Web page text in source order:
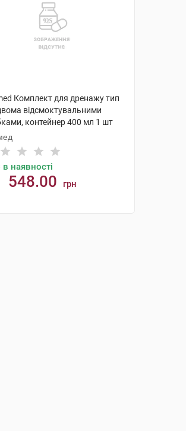
Комплект для дренажу тип
відсмоктувальними
контейнер 400 мл 1 шт
в наявності
548.00 грн